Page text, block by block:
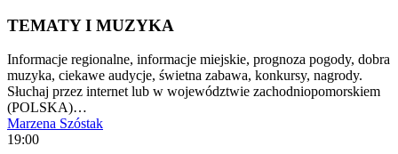
TEMATY I MUZYKA
Informacje regionalne, informacje miejskie, prognoza pogody, dobra
muzyka, ciekawe audycje, świetna zabawa, konkursy, nagrody.
Słuchaj przez internet lub w województwie zachodniopomorskiem
(POLSKA)…
Marzena Szóstak
19:00